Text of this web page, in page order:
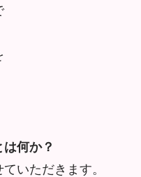
何か？
いただきます。